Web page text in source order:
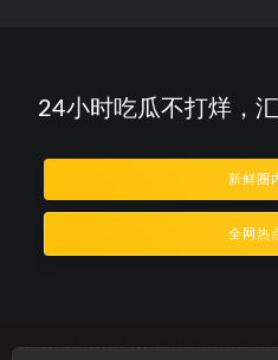
24小时吃瓜不打烊，
新鲜圈
全网热